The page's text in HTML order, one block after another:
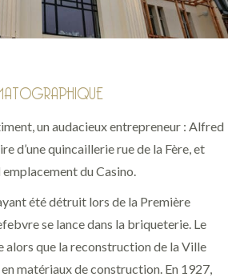
un audacieux entrepreneur : Alfred
d’une quincaillerie rue de la Fère, et
emplacement du Casino.
été détruit lors de la Première
se lance dans la briqueterie. Le
alors que la reconstruction de la Ville
matériaux de construction. En 1927,